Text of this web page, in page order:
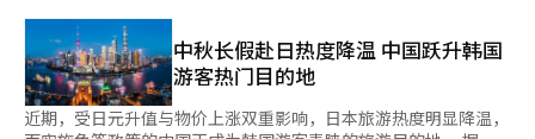
数据中心节能改造和通信网络升级，并通过旅游与文化设施的更
新，打造韩流文化扩散基地。 韩经协经济产业本部长李相浩表
示，这七大课题能为低迷的经济注入活力，并为未来的增长动力提
供方向。他同时强调，政府应视其为提升整体生产能力和推动经济
结构改善的重要手段，予以积极考虑。
中，李在明政府获得积极评价较高的领域依次为福利政策
（66%）、外交（62%）、经济（53%）、对朝政策（52%）及
房地产政策（50%）。NBS指出，在福利和外交领域，各年龄层的
正面评价普遍较高；而在经济、对朝政策及房地产领域，不同年龄
层之间的评价差异较为明显。 在外交方面，关于韩日首脑会谈，
54%的受访者认为“有成果”，持积极态度；32%则认为“无成
万亿韩元，环比增长14.4%。其中，受托手续费收入为1.9037万亿
韩元，环比增长17.6%；投资银行（IB）业务手续费收入为1.0809
万亿韩元，环比增长14.5%；自营交易业务收入3.2444万亿韩元，
环比增长3.4%；其他资产业务收入为1.7783万亿韩元，环比大幅
增长44.2%。 此外，受贷款债权处置及评估收益增加推动，贷款收
中秋长假赴日热度降温 中国跃升韩国
游客热门目的地
近期，受日元升值与物价上涨双重影响，日本旅游热度明显降温，